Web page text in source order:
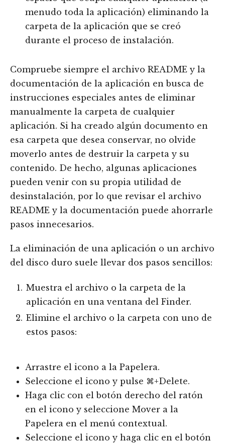
menudo toda la aplicación) eliminando la
carpeta de la aplicación que se creó
durante el proceso de instalación.
Compruebe siempre el archivo README y la
documentación de la aplicación en busca de
instrucciones especiales antes de eliminar
manualmente la carpeta de cualquier
aplicación. Si ha creado algún documento en
esa carpeta que desea conservar, no olvide
moverlo antes de destruir la carpeta y su
contenido. De hecho, algunas aplicaciones
pueden venir con su propia utilidad de
desinstalación, por lo que revisar el archivo
README y la documentación puede ahorrarle
pasos innecesarios.
La eliminación de una aplicación o un archivo
del disco duro suele llevar dos pasos sencillos:
Muestra el archivo o la carpeta de la
aplicación en una ventana del Finder.
Elimine el archivo o la carpeta con uno de
estos pasos:
Arrastre el icono a la Papelera.
Seleccione el icono y pulse ⌘+Delete.
Haga clic con el botón derecho del ratón
en el icono y seleccione Mover a la
Papelera en el menú contextual.
Seleccione el icono y haga clic en el botón